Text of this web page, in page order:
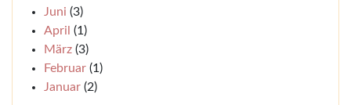
Juni (3)
April (1)
März (3)
Februar (1)
Januar (2)